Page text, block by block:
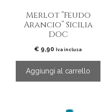
Merlot “Feudo
Arancio” Sicilia
DOC
€ 9,90 Iva inclusa
Aggiungi al carrello